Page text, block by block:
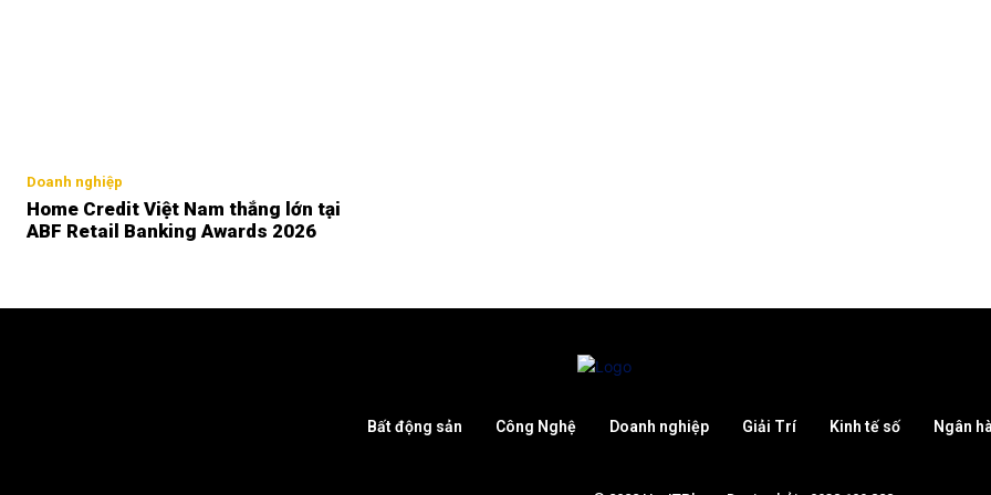
Doanh nghiệp
Home Credit Việt Nam thắng lớn tại
ABF Retail Banking Awards 2026
Bất động sản Công Nghệ Doanh nghiệp Giải Trí Kinh tế số Ngân